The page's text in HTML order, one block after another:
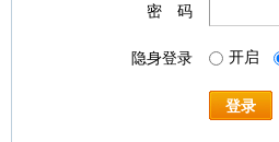
密 码
隐身登录 开启
登录